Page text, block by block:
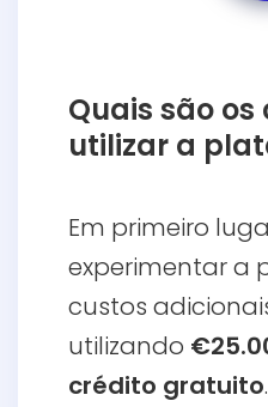
Quais são
utilizar a
Em primeiro
experimentar a
custos
utilizando
crédito gratuito